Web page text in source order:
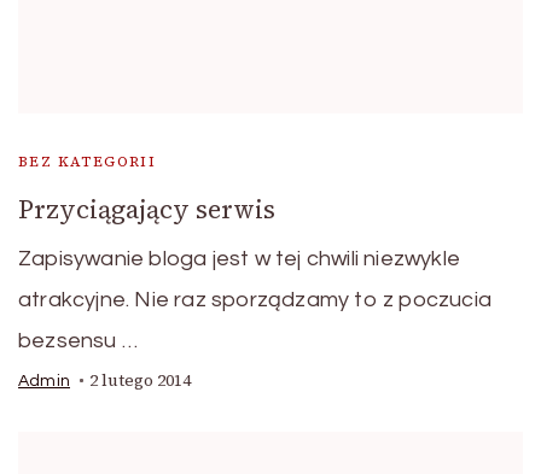
BEZ KATEGORII
Przyciągający serwis
Zapisywanie bloga jest w tej chwili niezwykle
atrakcyjne. Nie raz sporządzamy to z poczucia
bezsensu …
Admin 2 lutego 2014